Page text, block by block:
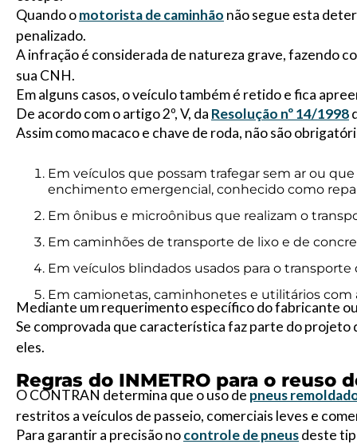
Quando omotorista de caminhão não segue esta
penalizado.
A infração é considerada de natureza grave, fazendo
sua CNH.
Em alguns casos, o veículo também é retido e fica
De acordo com o artigo 2º, V, da Resolução nº 14/1998
Assim como macaco e chave de roda, não são
Em veículos que possam trafegar sem ar ou
enchimento emergencial, conhecido como
Em ônibus e microônibus que realizam o
Em caminhões de transporte de lixo e de
Em veículos blindados usados para o
Em camionetas, caminhonetes e utilitários
Mediante um requerimento específico do fabricante
Se comprovada que característica faz parte do projeto
eles.
Regras do INMETRO para o reuso
O CONTRAN determina que o uso de pneus
restritos a veículos de passeio, comerciais leves e
Para garantir a precisão nocontrole de pneusdeste